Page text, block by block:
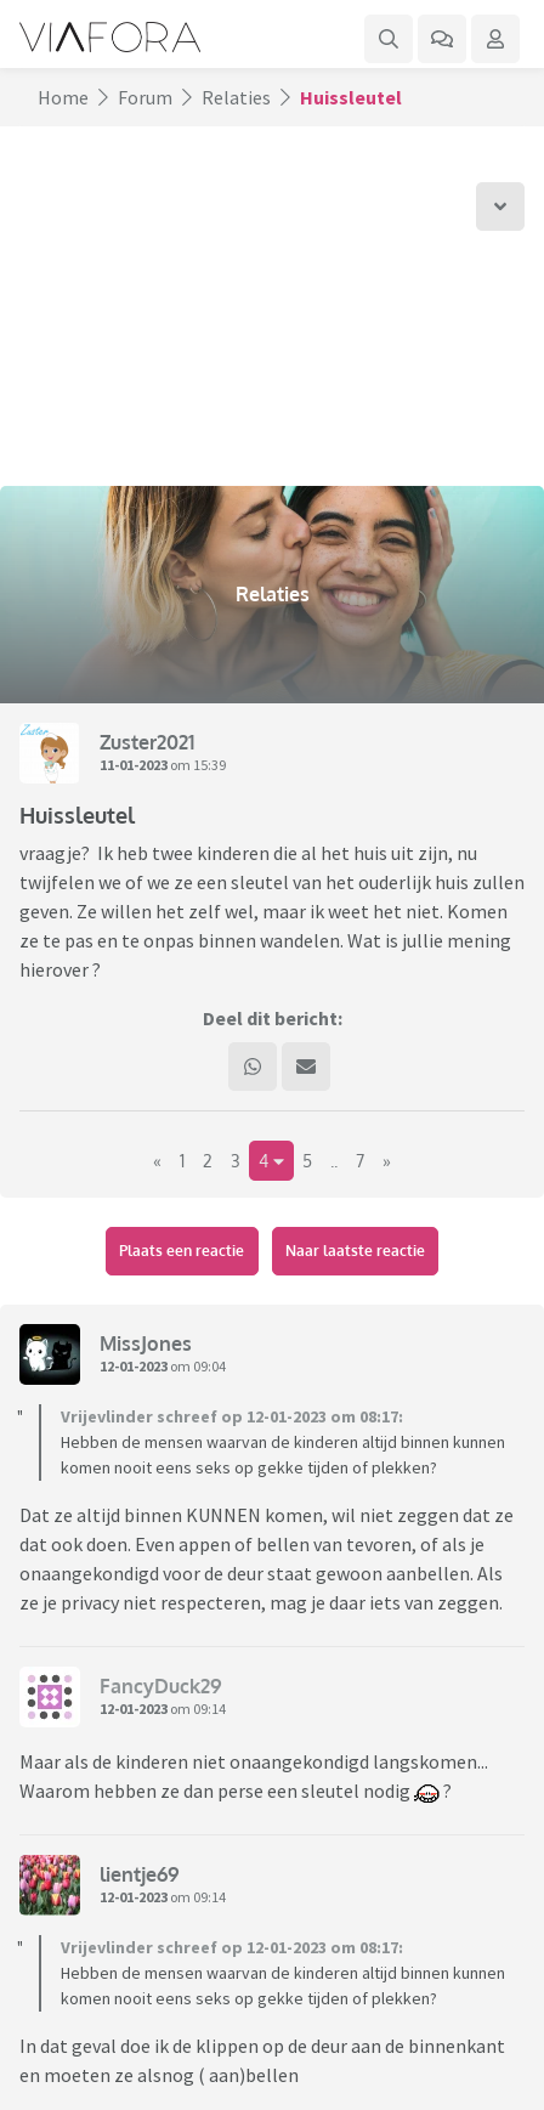
Home Forum Relaties Huissleutel
Relaties
Zuster2021
11-01-2023 om 15:39
Huissleutel
vraagje? Ik heb twee kinderen die al het huis uit zijn, nu
twijfelen we of we ze een sleutel van het ouderlijk huis zullen
geven. Ze willen het zelf wel, maar ik weet het niet. Komen
ze te pas en te onpas binnen wandelen. Wat is jullie mening
hierover ?
Deel dit bericht:
« 1 2 3 4 5 7 »
Plaats een reactie Naar laatste reactie
MissJones
12-01-2023 om 09:04
Vrijevlinder schreef op 12-01-2023 om 08:17:
Hebben de mensen waarvan de kinderen altijd binnen kunnen
komen nooit eens seks op gekke tijden of plekken?
Dat ze altijd binnen KUNNEN komen, wil niet zeggen dat ze
dat ook doen. Even appen of bellen van tevoren, of als je
onaangekondigd voor de deur staat gewoon aanbellen. Als
ze je privacy niet respecteren, mag je daar iets van zeggen.
FancyDuck29
12-01-2023 om 09:14
Maar als de kinderen niet onaangekondigd langskomen...
Waarom hebben ze dan perse een sleutel nodig
?
lientje69
12-01-2023 om 09:14
Vrijevlinder schreef op 12-01-2023 om 08:17:
Hebben de mensen waarvan de kinderen altijd binnen kunnen
komen nooit eens seks op gekke tijden of plekken?
In dat geval doe ik de klippen op de deur aan de binnenkant
en moeten ze alsnog ( aan)bellen